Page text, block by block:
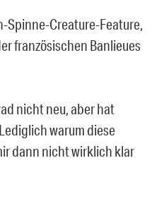
Spinne-Creature-Feature,
französischen Banlieues
nicht neu, aber hat
warum diese
dann nicht wirklich klar